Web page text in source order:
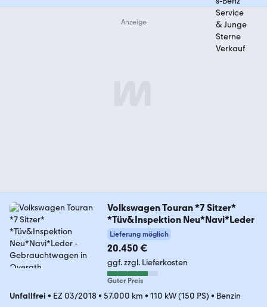
Volkswagen Touran *7 Sitzer*
*Tüv&Inspektion Neu*Navi*Leder
Lieferung möglich
20.450 €
ggf. zzgl. Lieferkosten
Guter Preis
Unfallfrei • EZ 03/2018• 57.000 km • 110 kW (150 PS) • Benzin